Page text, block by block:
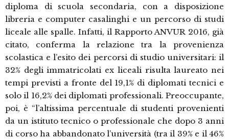
diploma di scuola secondaria, con a disposizione
libreria e computer casalinghi e un percorso di studi
liceale alle spalle. Infatti, il Rapporto ANVUR 2016, già
citato, conferma la relazione tra la provenienza
scolastica e l’esito dei percorsi di studio universitari: il
32% degli immatricolati ex liceali risulta laureato nei
tempi previsti a fronte del 19,1% di diplomati tecnici e
solo il 16,2% dei diplomati professionali. Preoccupante,
poi, è “l’altissima percentuale di studenti provenienti
da un istituto tecnico o professionale che dopo 3 anni
di corso ha abbandonato l’università (tra il 39% e il 46%